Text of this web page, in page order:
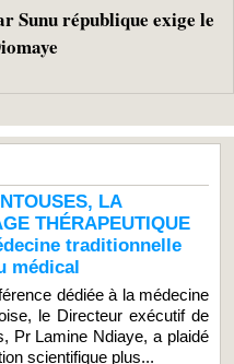
Sunu république exige le
LA
THÉRAPEUTIQUE
traditionnelle
médical
dédiée à la médecine
le Directeur exécutif de
Pr Lamine Ndiaye, a plaidé
scientifique plus...